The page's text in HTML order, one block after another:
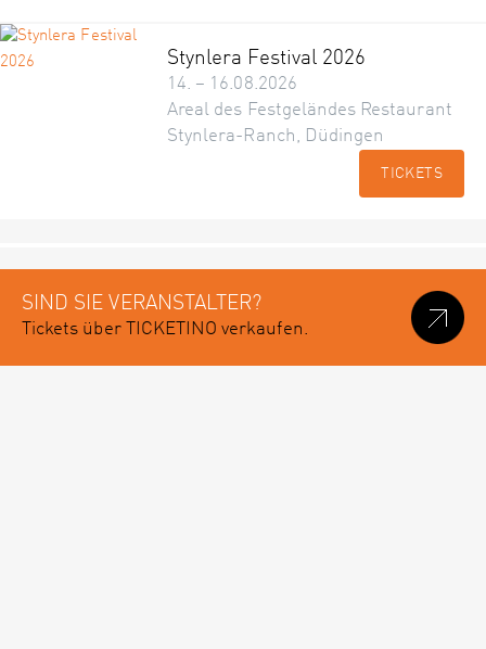
Stynlera Festival 2026
14. – 16.08.2026
Areal des Festgeländes Restaurant
Stynlera-Ranch, Düdingen
TICKETS
SIND SIE VERANSTALTER?
Tickets über TICKETINO verkaufen.